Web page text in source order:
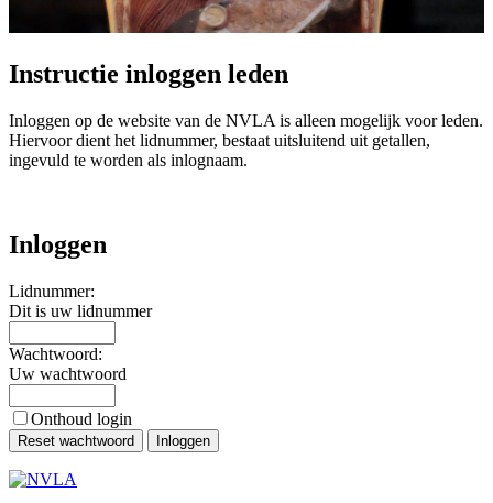
Instructie inloggen leden
Inloggen op de website van de NVLA is alleen mogelijk voor leden.
Hiervoor dient het lidnummer, bestaat uitsluitend uit getallen,
ingevuld te worden als inlognaam.
Inloggen
Lidnummer:
Dit is uw lidnummer
Wachtwoord:
Uw wachtwoord
Onthoud login